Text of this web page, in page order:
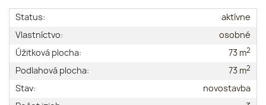
Status:
aktívne
Vlastníctvo:
osobné
Úžitková plocha:
73 m2
Podlahová plocha: 73 m2
Stav:
novostavba